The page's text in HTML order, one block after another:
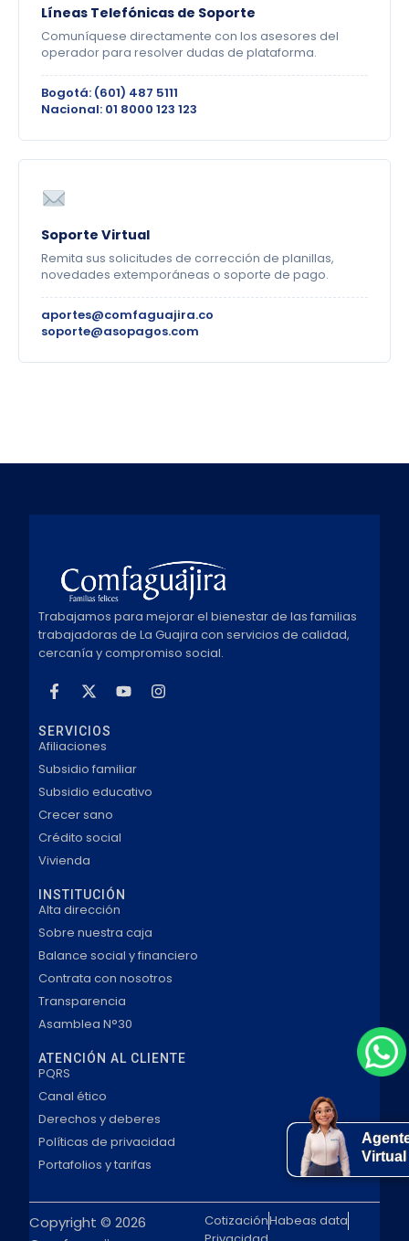
Líneas Telefónicas de Soporte
Comuníquese directamente con los asesores del
operador para resolver dudas de plataforma.
Bogotá: (601) 487 5111
Nacional: 01 8000 123 123
Soporte Virtual
Remita sus solicitudes de corrección de planillas,
novedades extemporáneas o soporte de pago.
aportes@comfaguajira.co
soporte@asopagos.com
Trabajamos para mejorar el bienestar de las familias
trabajadoras de La Guajira con servicios de calidad,
cercanía y compromiso social.
SERVICIOS
Afiliaciones
Subsidio familiar
Subsidio educativo
Crecer sano
Crédito social
Vivienda
INSTITUCIÓN
Alta dirección
Sobre nuestra caja
Balance social y financiero
Contrata con nosotros
Transparencia
Asamblea N°30
ATENCIÓN AL CLIENTE
PQRS
Canal ético
Derechos y deberes
Políticas de privacidad
Portafolios y tarifas
Copyright © 2026
CotizaciónHabeas data
Virtual